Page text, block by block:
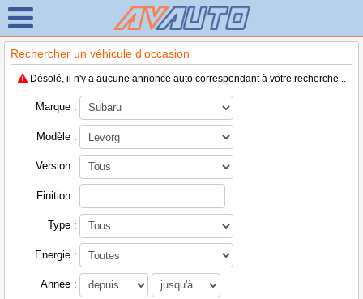
Rechercher un véhicule d'occasion
Désolé, il n'y a aucune annonce auto correspondant à votre recherche...
Marque :
Modèle :
Version :
Finition :
Type :
Energie :
Année :